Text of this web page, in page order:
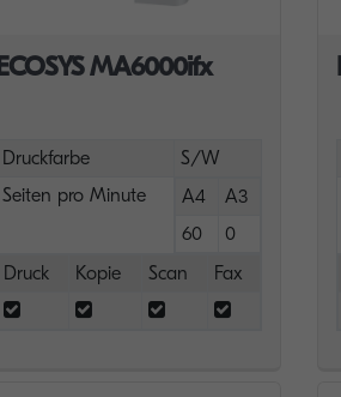
ECOSYS MA6000ifx
Druckfarbe
S/W
Seiten pro Minute
A4
A3
60
0
Druck
Kopie Scan Fax